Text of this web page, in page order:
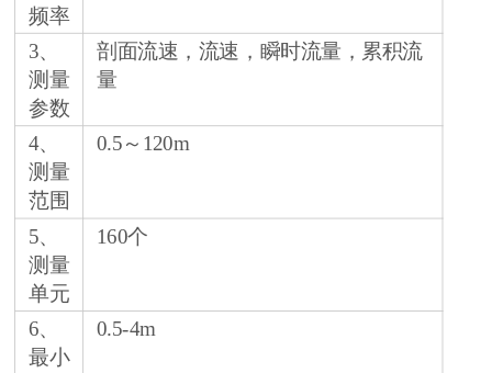
频率
3、
测量
参数
剖面流速，流速，瞬时流量，累积流
量
4、
测量
范围
0.5～120m
5、
测量
单元
160个
6、
最小
0.5-4m